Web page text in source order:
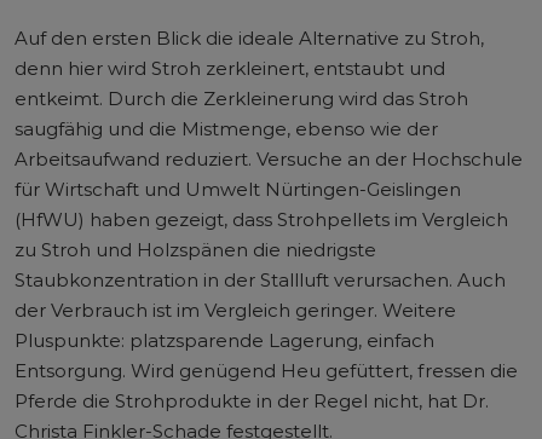
Auf den ersten Blick die ideale Alternative zu Stroh,
denn hier wird Stroh zerkleinert, entstaubt und
entkeimt. Durch die Zerkleinerung wird das Stroh
saugfähig und die Mistmenge, ebenso wie der
Arbeitsaufwand reduziert. Versuche an der Hochschule
für Wirtschaft und Umwelt Nürtingen-Geislingen
(HfWU) haben gezeigt, dass Strohpellets im Vergleich
zu Stroh und Holzspänen die niedrigste
Staubkonzentration in der Stallluft verursachen. Auch
der Verbrauch ist im Vergleich geringer. Weitere
Pluspunkte: platzsparende Lagerung, einfach
Entsorgung. Wird genügend Heu gefüttert, fressen die
Pferde die Strohprodukte in der Regel nicht, hat Dr.
Christa Finkler-Schade festgestellt.